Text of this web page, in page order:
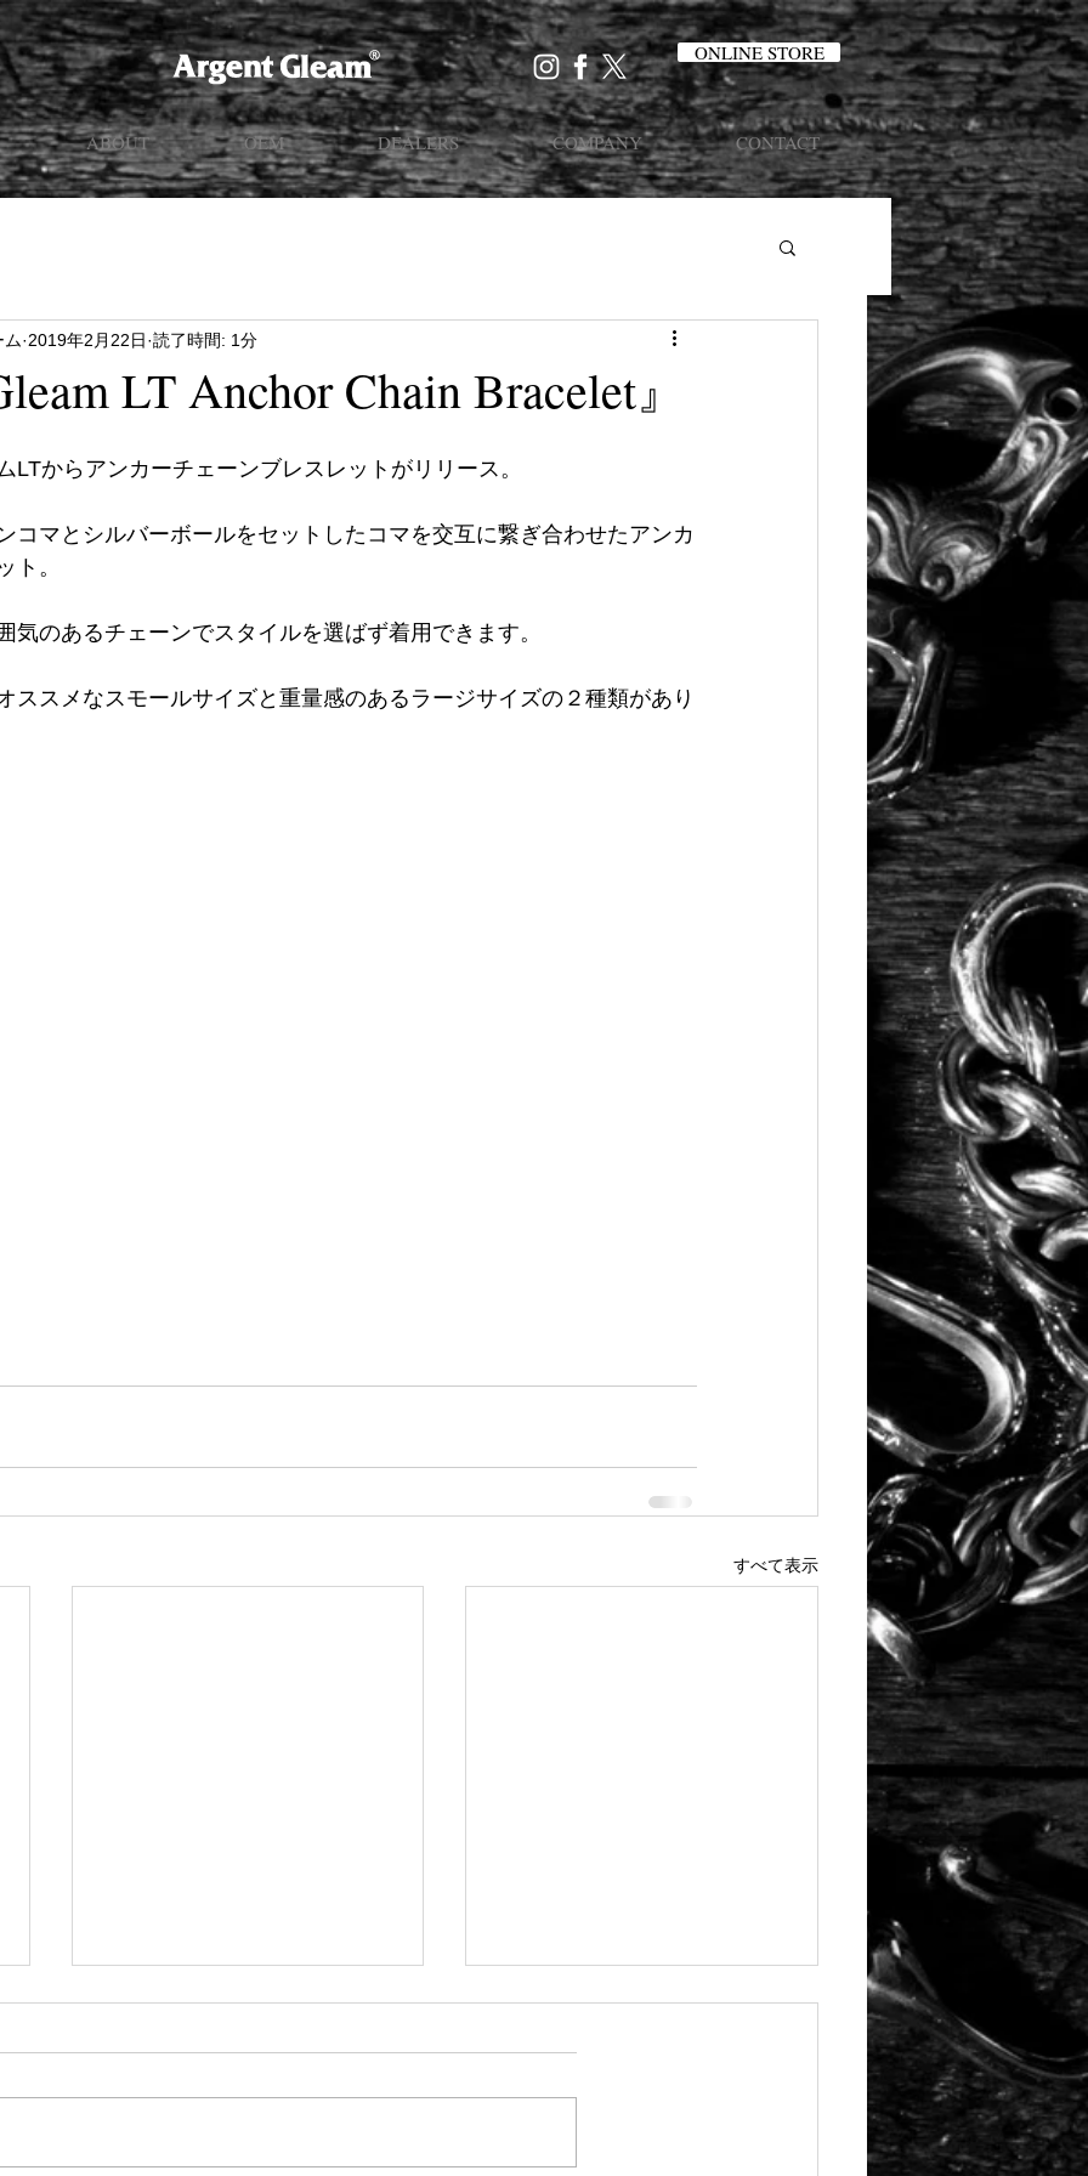
ONLINE STORE
ABOUT OEM DEALERS COMPANY CONTACT
LT Anchor Chain Bracelet』
ム 2019年2月22日 読了時間: 1分
LTからアンカーチェーンブレスレットがリリース。
コマとシルバーボールをセットしたコマを交互に繋ぎ合わせたアンカ
ト。
気のあるチェーンでスタイルを選ばず着用できます。
ススメなスモールサイズと重量感のあるラージサイズの２種類があり
すべて表示